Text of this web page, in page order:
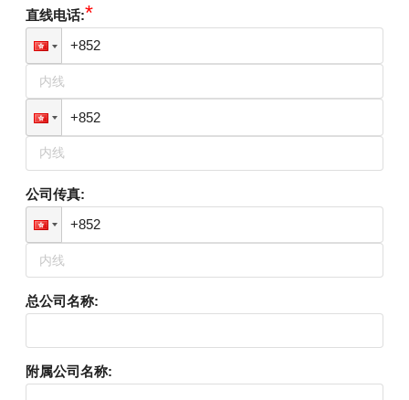
直线电话:*
公司传真:
总公司名称:
附属公司名称: